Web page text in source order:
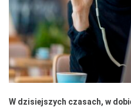
W dzisiejszych czasach, w